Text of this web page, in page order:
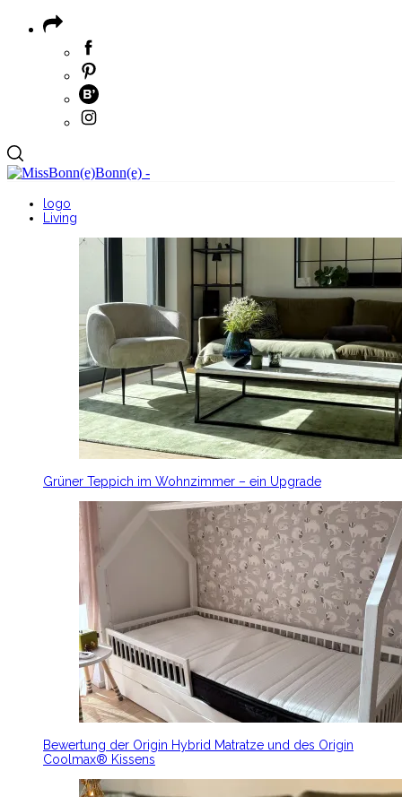
logo
Living
Grüner Teppich im Wohnzimmer – ein Upgrade
Bewertung der Origin Hybrid Matratze und des Origin
Coolmax® Kissens